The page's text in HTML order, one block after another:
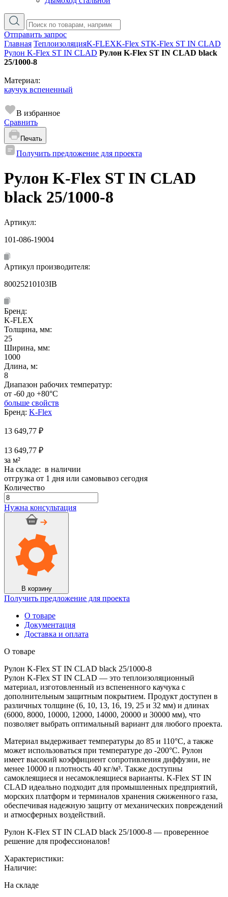
Отправить запрос
Главная ТеплоизоляцияK-FLEXK-Flex STK-Flex ST IN CLAD
Рулон K-Flex ST IN CLAD Рулон K-Flex ST IN CLAD black
25/1000-8
Материал:
каучук вспененный
В избранное
Сравнить
Печать
Получить предложение для проекта
Рулон K-Flex ST IN CLAD
black 25/1000-8
Артикул:
101-086-19004
Артикул производителя:
80025210103IB
Бренд:
K-FLEX
Толщина, мм:
25
Ширина, мм:
1000
Длина, м:
8
Диапазон рабочих температур:
от -60 до +80°C
больше свойств
Бренд: K-Flex
13 649,77 ₽
13 649,77 ₽
за м²
На складе: в наличии
отгрузка от 1 дня или самовывоз сегодня
Количество
Количество
товара
Рулон
CLAD
Нужна консультация
В корзину
Получить предложение для проекта
О товаре
Документация
Доставка и оплата
О товаре
Рулон K-Flex ST IN CLAD black 25/1000-8
Рулон K-Flex ST IN CLAD — это теплоизоляционный
материал, изготовленный из вспененного каучука с
дополнительным защитным покрытием. Продукт доступен в
различных толщине (6, 10, 13, 16, 19, 25 и 32 мм) и длинах
(6000, 8000, 10000, 12000, 14000, 20000 и 30000 мм), что
позволяет выбрать оптимальный вариант для любого проекта.
Материал выдерживает температуры до 85 и 110°C, а также
может использоваться при температуре до -200°C. Pулон
имеет высокий коэффициент сопротивления диффузии, не
менее 10000 и плотность 40 кг/м³. Также доступны
самоклеящиеся и несамоклеящиеся варианты. K-Flex ST IN
CLAD идеально подходит для промышленных предприятий,
морских платформ и терминалов хранения сжиженного газа,
обеспечивая надежную защиту от механических повреждений
и атмосферных воздействий.
Рулон K-Flex ST IN CLAD black 25/1000-8 — проверенное
решение для профессионалов!
Характеристики:
Наличие:
На складе